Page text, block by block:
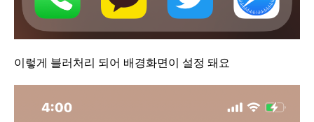
이렇게 블러처리 되어 배경화면이 설정 돼요